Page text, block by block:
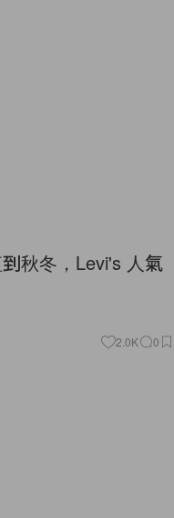
秋冬，Levi's 人氣
2.0K 0